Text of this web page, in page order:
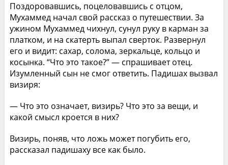
Поздоровавшись, поцеловавшись с отцом,
Мухаммед начал свой рассказ о путешествии. За
ужином Мухаммед чихнул, сунул руку в карман за
платком, и на скатерть выпал сверток. Развернул
его и видит: сахар, солома, зеркальце, кольцо и
косынка. “Что это такое?” — спрашивает отец.
Изумленный сын не смог ответить. Падишах вызвал
визиря:
— Что это означает, визирь? Что это за вещи, и
какой смысл кроется в них?
Визирь, поняв, что ложь может погубить его,
рассказал падишаху все как было.